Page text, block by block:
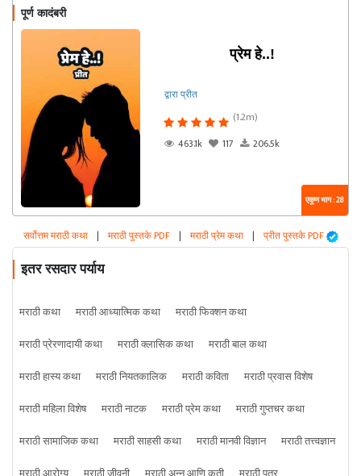
पूर्ण कादंबरी
प्रेम हे..!
द्वारा प्रीत
(1.2m)
463.1k
117 206.5k
एकूण भाग : 28
सर्वोत्तम मराठी कथा | मराठी पुस्तके PDF | मराठी प्रेम कथा | प्रीत पुस्तके PDF
इतर रसदार पर्याय
मराठी कथा मराठी आध्यात्मिक कथा
मराठी फिक्शन कथा
मराठी प्रेरणादायी कथा
मराठी क्लासिक कथा
मराठी बाल कथा
मराठी हास्य कथा
मराठी नियतकालिक मराठी कविता
मराठी प्रवास विशेष
मराठी महिला विशेष
मराठी नाटक मराठी प्रेम कथा
मराठी गुप्तचर कथा
मराठी सामाजिक कथा
मराठी साहसी कथा मराठी मानवी विज्ञान
मराठी तत्त्वज्ञान